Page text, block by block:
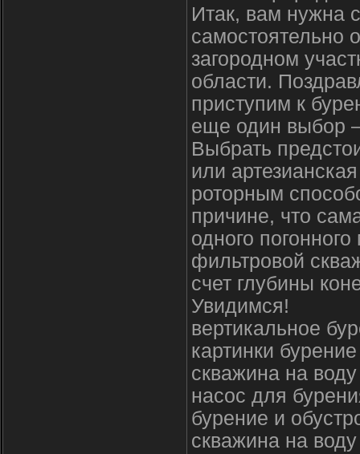
Итак, вам нужна
самостоятельно
загородном
области.
приступим к
еще один выбор
Выбрать
или
роторным
причине, что
одного
фильтровой
счет глубины
Увидимся!
вертикальное
картинки
скважина на
насос для
бурение и
скважина на воду